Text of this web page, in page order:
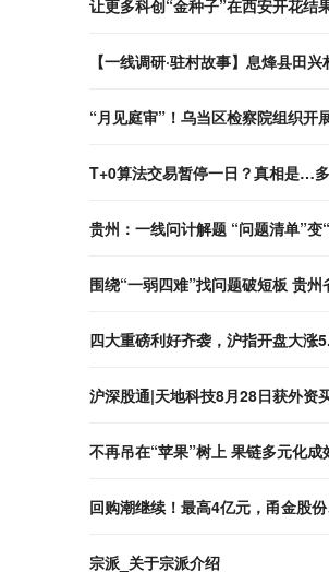
让更多科创“金种子”在西安开花结
【一线调研·驻村故事】息烽县田
“月见庭审”！乌当区检察院组织开
T+0算法交易暂停一日？真相是…
贵州：一线问计解题 “问题清单”变
围绕“一弱四难”找问题破短板 贵
四大重磅利好齐袭，沪指开盘大涨
沪深股通|天地科技8月28日获外资
不再吊在“苹果”树上 果链多元化成
回购潮继续！最高4亿元，甬金股
宗派_关于宗派介绍